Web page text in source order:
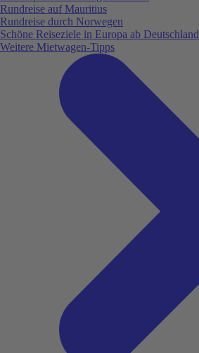
Rundreise auf Mauritius
Rundreise durch Norwegen
Schöne Reiseziele in Europa ab Deutschland
Weitere Mietwagen-Tipps